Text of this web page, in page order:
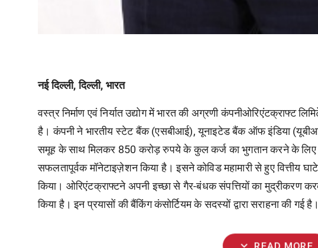
नई दिल्ली, दिल्ली, भारत
वस्त्र निर्माण एवं निर्यात उद्योग में भारत की अग्रणी कंपनीओरिएंटक्राफ्ट
है। कंपनी ने भारतीय स्टेट बैंक (एसबीआई), यूनाइटेड बैंक ऑफ इंडिया
समूह के साथ मिलकर 850 करोड़ रुपये के कुल कर्ज का भुगतान करने के लिए
सफलतापूर्वक मॉनेटाइज़ेशन किया है। इसने कोविड महामारी से हुए वित्तीय
किया। ओरिएंटक्राफ्टने अपनी इच्छा से गैर-बंधक संपत्तियों का मुद्रीकरण
किया है। इन प्रयासों की बैंकिंग कंसोर्टियम के सदस्यों द्वारा सराहना की गई है।